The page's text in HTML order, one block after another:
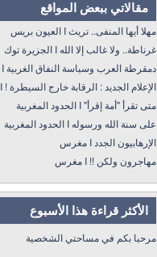
مقالاتي ببعض المواقع
مهلا أيها المنفى.. تريث I العيون بريس
غرناطة.. ولا غالب إلا الله I الجزيرة توك
دمقرطة العرب وسياسة النفاق الغربية I الجزيرة توك
الإعلام الجديد : الرقابة خارج السيطرة ! I الجزيرة توك
متى تقرأ "أمة إقرأ" I الحدود المغربية
على سنة الله ورسوله I الحدود المغربية
الإرهابيون الجدد I مغرس
مهاجرون ولكن !! I مغرس
الأكثر قراءة هذا الأسبوع
مرحبا بكم في مساحتي الشخصية